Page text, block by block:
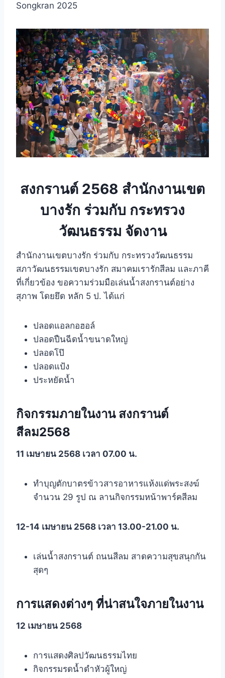
Songkran 2025
สงกรานต์ 2568 สำนักงานเขต
บางรัก ร่วมกับ กระทรวง
วัฒนธรรม จัดงาน
สำนักงานเขตบางรัก ร่วมกับ กระทรวงวัฒนธรรม
สภาวัฒนธรรมเขตบางรัก สมาคมเรารักสีลม และภาคี
ที่เกี่ยวข้อง ขอความร่วมมือเล่นน้ำสงกรานต์อย่าง
สุภาพ โดยยึด หลัก 5 ป. ได้แก่
ปลอดแอลกอฮอล์
ปลอดปืนฉีดน้ำขนาดใหญ่
ปลอดโป๊
ปลอดแป้ง
ประหยัดน้ำ
กิจกรรมภายในงาน สงกรานต์
สีลม2568
11 เมษายน 2568 เวลา 07.00 น.
ทำบุญตักบาตรข้าวสารอาหารแห้งแด่พระสงฆ์
จำนวน 29 รูป ณ ลานกิจกรรมหน้าพาร์คสีลม
12-14 เมษายน 2568 เวลา 13.00-21.00 น.
เล่นน้ำสงกรานต์ ถนนสีลม สาดความสุขสนุกกัน
สุดๆ
การแสดงต่างๆ ที่น่าสนใจภายในงาน
12 เมษายน 2568
การแสดงศิลปวัฒนธรรมไทย
กิจกรรมรดน้ำดำหัวผู้ใหญ่